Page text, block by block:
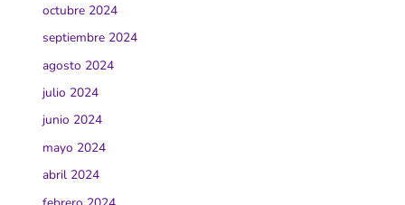
octubre 2024
septiembre 2024
agosto 2024
julio 2024
junio 2024
mayo 2024
abril 2024